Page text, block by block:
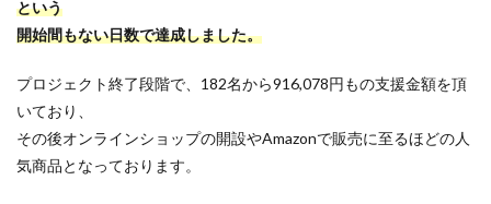
という
開始間もない日数で達成しました。
プロジェクト終了段階で、182名から916,078円もの支援金額を頂
いており、
その後オンラインショップの開設やAmazonで販売に至るほどの人
気商品となっております。